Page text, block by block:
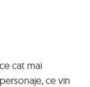
cat mai
ce vin